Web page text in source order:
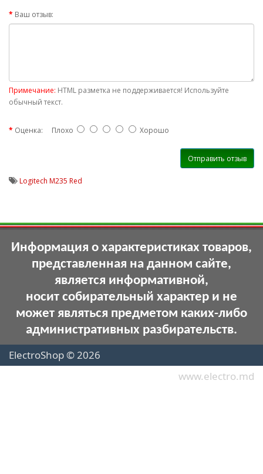
Ваш отзыв:
Примечание: HTML разметка не поддерживается! Используйте
обычный текст.
Оценка: Плохо Хорошо
Отправить отзыв
Logitech M235 Red
Информация о характеристиках товаров,
представленная на данном сайте,
является информативной,
носит собирательный характер и не
может являться предметом каких-либо
административных разбирательств.
ElectroShop © 2026
www.electro.md